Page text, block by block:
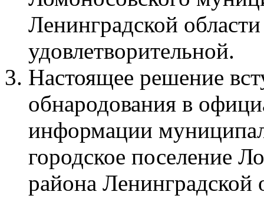
Ленинградской
удовлетворительной.
Настоящее решение
обнародования в
информации
городское поселение
района Ленинградской